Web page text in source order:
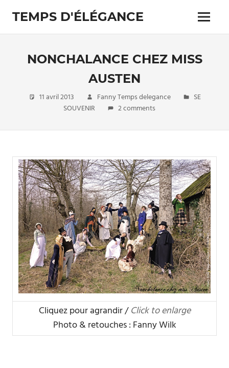
content
TEMPS D'ÉLÉGANCE
Pour
passionnés
Menu
NONCHALANCE CHEZ MISS
AUSTEN
11 avril 2013 Fanny Temps delegance
SE
SOUVENIR
2 comments
Cliquez pour agrandir /Click to enlarge
Photo & retouches : Fanny Wilk